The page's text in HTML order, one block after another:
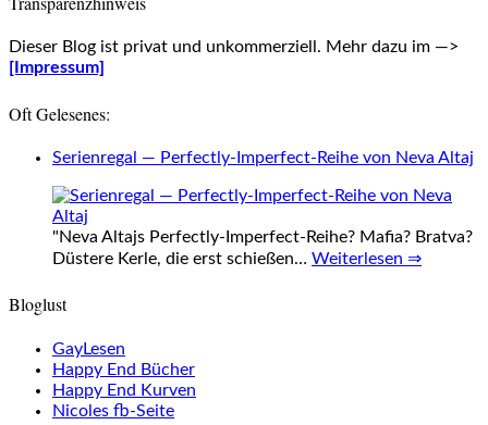
Dieser Blog ist privat und unkommerziell. Mehr dazu im —>
[Impressum]
Oft Gelesenes:
Serienregal — Perfectly-Imperfect-Reihe von Neva Altaj
"Neva Altajs Perfectly-Imperfect-Reihe? Mafia? Bratva?
Düstere Kerle, die erst schießen… Weiterlesen ⇒
Bloglust
GayLesen
Happy End Bücher
Happy End Kurven
Nicoles fb-Seite